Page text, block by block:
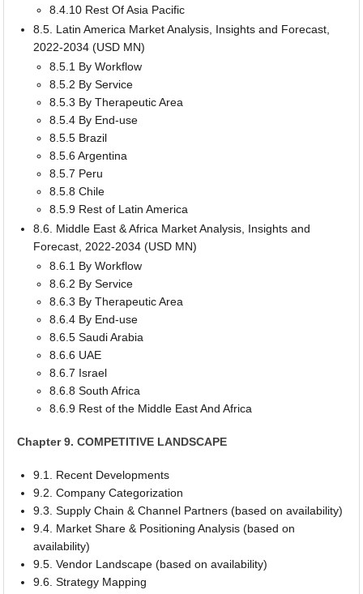
8.4.10 Rest Of Asia Pacific
8.5. Latin America Market Analysis, Insights and Forecast,
2022-2034 (USD MN)
8.5.1 By Workflow
8.5.2 By Service
8.5.3 By Therapeutic Area
8.5.4 By End-use
8.5.5 Brazil
8.5.6 Argentina
8.5.7 Peru
8.5.8 Chile
8.5.9 Rest of Latin America
8.6. Middle East & Africa Market Analysis, Insights and
Forecast, 2022-2034 (USD MN)
8.6.1 By Workflow
8.6.2 By Service
8.6.3 By Therapeutic Area
8.6.4 By End-use
8.6.5 Saudi Arabia
8.6.6 UAE
8.6.7 Israel
8.6.8 South Africa
8.6.9 Rest of the Middle East And Africa
Chapter 9. COMPETITIVE LANDSCAPE
9.1. Recent Developments
9.2. Company Categorization
9.3. Supply Chain & Channel Partners (based on availability)
9.4. Market Share & Positioning Analysis (based on
availability)
9.5. Vendor Landscape (based on availability)
9.6. Strategy Mapping